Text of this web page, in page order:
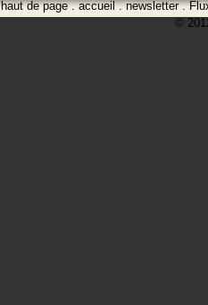
haut de page.accueil.newsletter.
©